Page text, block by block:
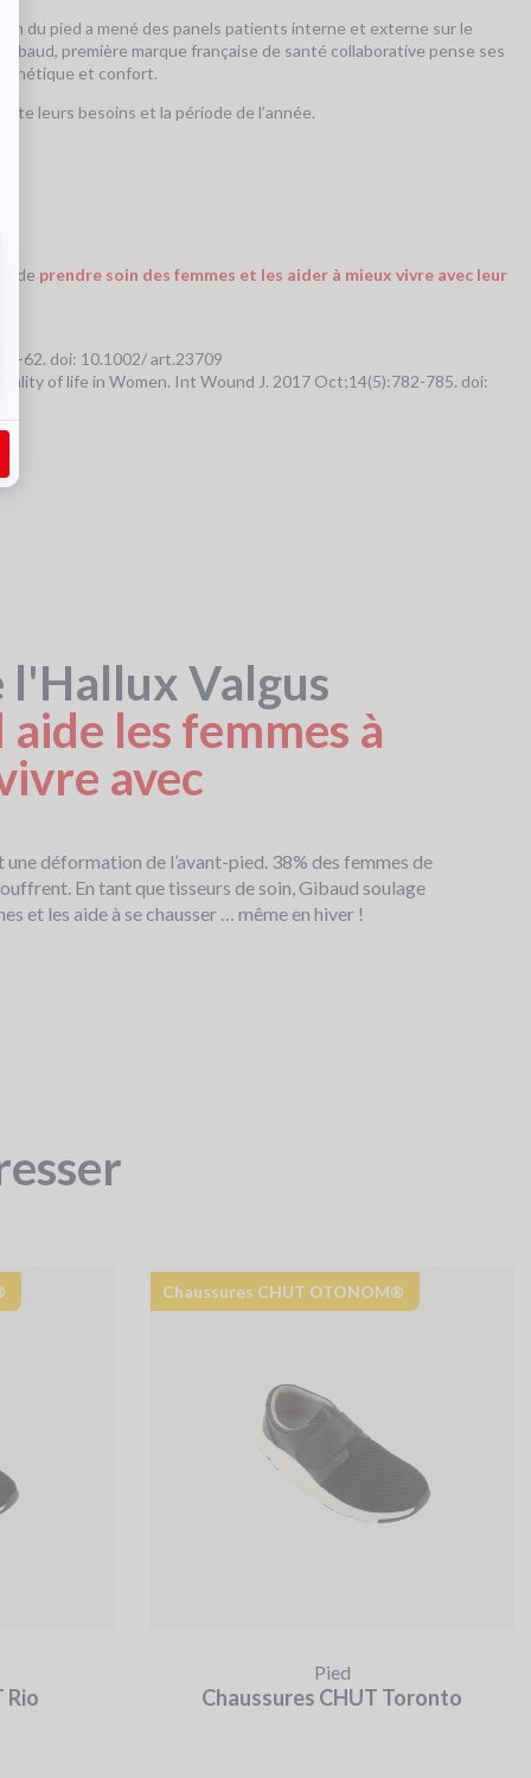
du pied a mené des panels patients interne et externe sur le
première marque française de santé collaborative pense ses
et confort.
leurs besoins et la période de l’année.
de prendre soin des femmes et les aider à mieux vivre avec leur
62. doi: 10.1002/ art.23709
of life in Women. Int Wound J. 2017 Oct;14(5):782-785. doi:
l'Hallux Valgus
les femmes à
avec
une déformation de l’avant-pied. 38% des femmes de
En tant que tisseurs de soin, Gibaud soulage
et les aide à se chausser … même en hiver !
Rio
Chaussures CHUT OTONOM®
Pied
Chaussures CHUT Toronto